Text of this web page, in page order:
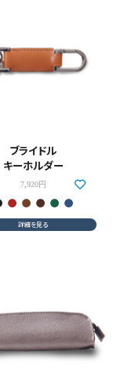
ブライドル
キーホルダー
7,920円
詳細を見る